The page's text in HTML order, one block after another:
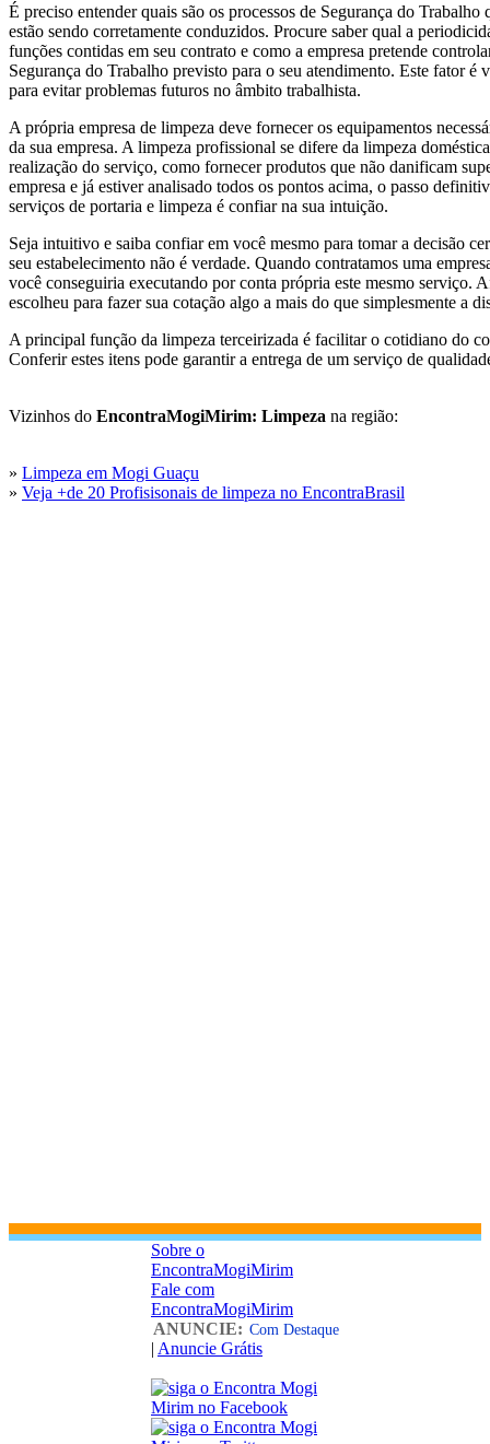
É preciso entender quais são os processos de Segurança do
estão sendo corretamente conduzidos. Procure saber qual a
funções contidas em seu contrato e como a empresa pretende
Segurança do Trabalho previsto para o seu atendimento. Este fator
para evitar problemas futuros no âmbito trabalhista.
A própria empresa de limpeza deve fornecer os equipamentos
da sua empresa. A limpeza profissional se difere da limpeza
realização do serviço, como fornecer produtos que não danificam
empresa e já estiver analisado todos os pontos acima, o passo
serviços de portaria e limpeza é confiar na sua intuição.
Seja intuitivo e saiba confiar em você mesmo para tomar a decisão
seu estabelecimento não é verdade. Quando contratamos uma
você conseguiria executando por conta própria este mesmo serviço.
escolheu para fazer sua cotação algo a mais do que simplesmente a
A principal função da limpeza terceirizada é facilitar o cotidiano do
Conferir estes itens pode garantir a entrega de um serviço de
Vizinhos do EncontraMogiMirim: Limpeza na região:
» Limpeza em Mogi Guaçu
» Veja +de 20 Profisisonais de limpeza no EncontraBrasil
Sobre o
EncontraMogiMirim
Fale com
EncontraMogiMirim
ANUNCIE: Com Destaque
| Anuncie Grátis